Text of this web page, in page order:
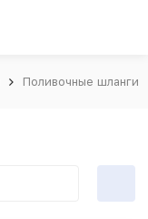
Поливочные шланги